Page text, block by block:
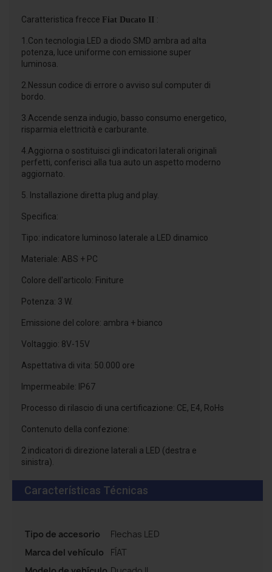
Caratteristica frecce Fiat Ducato II :
1.Con tecnologia LED a diodo SMD ambra ad alta
potenza, luce uniforme con emissione super
luminosa.
2.Nessun codice di errore o avviso sul computer di
bordo.
3.Accende senza indugio, basso consumo energetico,
risparmia elettricità e carburante.
4.Aggiorna o sostituisci gli indicatori laterali originali
perfetti, conferisci alla tua auto un aspetto moderno
aggiornato.
5. Installazione diretta plug and play.
Specifica:
Tipo: indicatore luminoso laterale a LED dinamico
Materiale: ABS + PC
Colore dell'articolo: Finiture
Potenza: 3 W.
Emissione del colore: ambra + bianco
Voltaggio: 8V-15V
Aspettativa di vita: 50.000 ore
Impermeabile: IP67
Processo di rilascio di una certificazione: CE, E4, RoHs
Contenuto della confezione:
2 indicatori di direzione laterali a LED (destra e
sinistra).
Características Técnicas
Tipo de accesorio
Flechas LED
Marca del vehículo
FÍAT